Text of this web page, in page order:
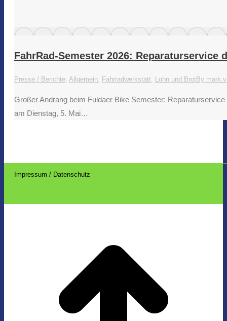
FahrRad-Semester 2026: Reparaturservice
Presse / Berichte, Allgemein, Fahrradwerkstatt, Lohn und BrotBy
Großer Andrang beim Fuldaer Bike Semester:
am Dienstag, 5. Mai…
Impressum / Datenschutz